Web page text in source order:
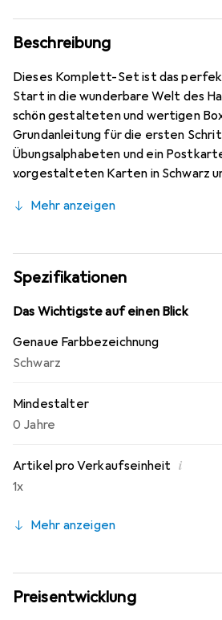
Beschreibung
Dieses Komplett-Set ist das
Start in die wunderbare Welt des
schön gestalteten und wertigen
Grundanleitung für die ersten
Übungsalphabeten und ein
vorgestalteten Karten in Schwarz
Beere), 1 Bleistift, 4 Gelschreiber
Ein ideales Geschenk für alle
alle, die es werden wollen.
Mehr anzeigen
Spezifikationen
Das Wichtigste auf einen Blick
Genaue Farbbezeichnung
Schwarz
Mindestalter
0 Jahre
Artikel pro Verkaufseinheit i
1x
Mehr anzeigen
Preisentwicklung